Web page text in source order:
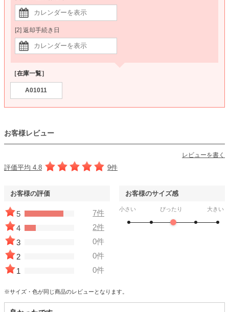
[2] 返却手続き日
［在庫一覧］
A01011
お客様レビュー
レビューを書く
評価平均 4.8 9件
お客様の評価
5
7件
4
2件
3
0件
2
0件
1
0件
お客様のサイズ感
小さい ぴったり 大きい
※サイズ・色が同じ商品のレビューとなります。